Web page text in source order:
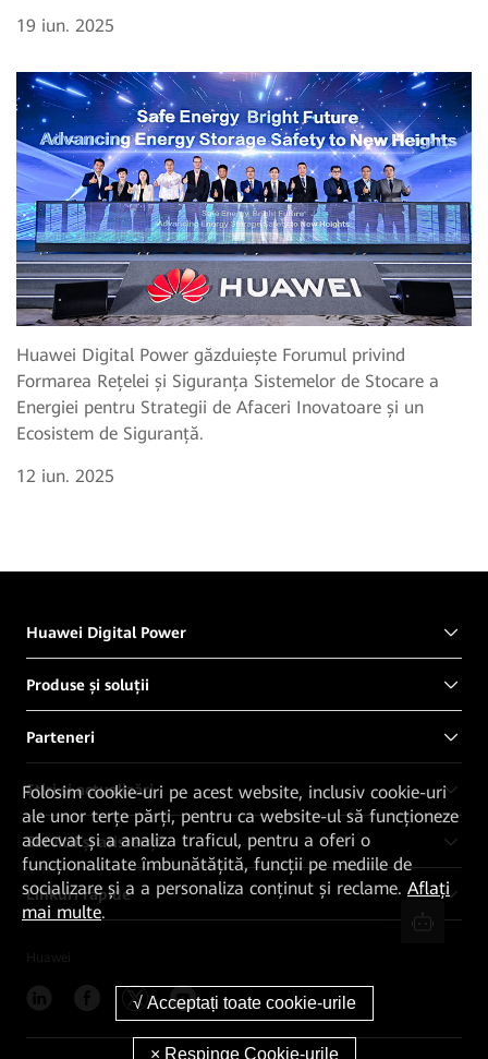
19 iun. 2025
Huawei Digital Power găzduiește Forumul privind
Formarea Rețelei și Siguranța Sistemelor de Stocare a
Energiei pentru Strategii de Afaceri Inovatoare și un
Ecosistem de Siguranță.
12 iun. 2025
Huawei Digital Power
Produse și soluții
Parteneri
Știri și actualizări
Servicii și asistență
Linkuri rapide
Folosim cookie-uri pe acest website, inclusiv cookie-uri
ale unor terțe părți, pentru ca website-ul să funcționeze
adecvat și a analiza traficul, pentru a oferi o
funcționalitate îmbunătățită, funcții pe mediile de
socializare și a a personaliza conținut și reclame. Aflați
mai multe.